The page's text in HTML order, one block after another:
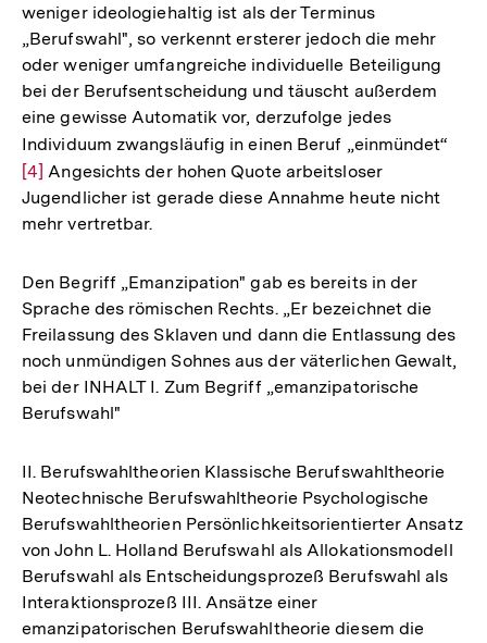
Fußnote
weniger ideologiehaltig ist als der Terminus
„Berufswahl", so verkennt ersterer jedoch die mehr
oder weniger umfangreiche individuelle Beteiligung
bei der Berufsentscheidung und täuscht außerdem
eine gewisse Automatik vor, derzufolge jedes
Individuum zwangsläufig in einen Beruf „einmündet“
[4] Angesichts der hohen Quote arbeitsloser
Jugendlicher ist gerade diese Annahme heute nicht
mehr vertretbar.
Den Begriff „Emanzipation" gab es bereits in der
Sprache des römischen Rechts. „Er bezeichnet die
Freilassung des Sklaven und dann die Entlassung des
noch unmündigen Sohnes aus der väterlichen Gewalt,
bei der INHALT I. Zum Begriff „emanzipatorische
Berufswahl"
II. Berufswahltheorien Klassische Berufswahltheorie
Neotechnische Berufswahltheorie Psychologische
Berufswahltheorien Persönlichkeitsorientierter Ansatz
von John L. Holland Berufswahl als Allokationsmodell
Berufswahl als Entscheidungsprozeß Berufswahl als
Interaktionsprozeß III. Ansätze einer
emanzipatorischen Berufswahltheorie diesem die